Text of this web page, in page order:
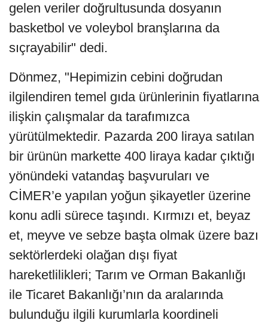
gelen veriler doğrultusunda dosyanın
basketbol ve voleybol branşlarına da
sıçrayabilir" dedi.
Dönmez, "Hepimizin cebini doğrudan
ilgilendiren temel gıda ürünlerinin fiyatlarına
ilişkin çalışmalar da tarafımızca
yürütülmektedir. Pazarda 200 liraya satılan
bir ürünün markette 400 liraya kadar çıktığı
yönündeki vatandaş başvuruları ve
CİMER’e yapılan yoğun şikayetler üzerine
konu adli sürece taşındı. Kırmızı et, beyaz
et, meyve ve sebze başta olmak üzere bazı
sektörlerdeki olağan dışı fiyat
hareketlilikleri; Tarım ve Orman Bakanlığı
ile Ticaret Bakanlığı’nın da aralarında
bulunduğu ilgili kurumlarla koordineli